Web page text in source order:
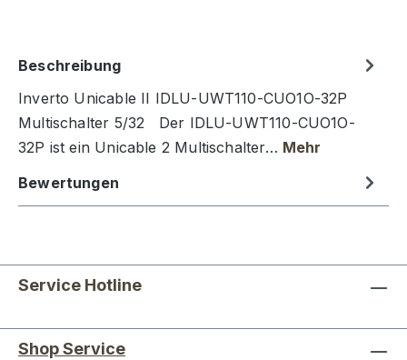
Beschreibung
Inverto Unicable II IDLU-UWT110-CUO1O-32P
Multischalter 5/32 Der IDLU-UWT110-CUO1O-
32P ist ein Unicable 2 Multischalter… Mehr
Bewertungen
Service Hotline
Shop Service